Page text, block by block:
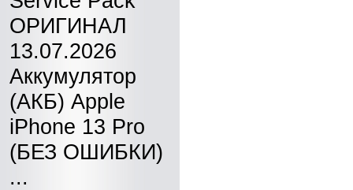
ОРИГИНАЛ
13.07.2026
Аккумулятор
(АКБ) Apple
iPhone 13 Pro
(БЕЗ ОШИБКИ)
...